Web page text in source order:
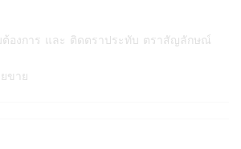
องการ และ ติดตราประทับ ตราสัญลักษณ์
ขาย